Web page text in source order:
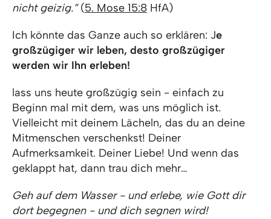
nicht geizig.”(5. Mose 15:8 HfA)
Ich könnte das Ganze auch so erklären: Je
großzügiger wir leben, desto großzügiger
werden wir Ihn erleben!
lass uns heute großzügig sein - einfach zu
Beginn mal mit dem, was uns möglich ist.
Vielleicht mit deinem Lächeln, das du an deine
Mitmenschen verschenkst! Deiner
Aufmerksamkeit. Deiner Liebe! Und wenn das
geklappt hat, dann trau dich mehr…
Geh auf dem Wasser - und erlebe, wie Gott dir
dort begegnen - und dich segnen wird!